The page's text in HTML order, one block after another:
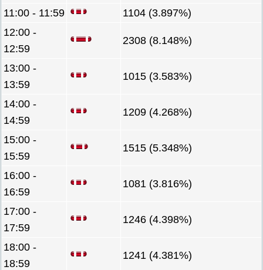
11:00 - 11:59
1104 (3.897%)
12:00 -
12:59
2308 (8.148%)
13:00 -
13:59
1015 (3.583%)
14:00 -
14:59
1209 (4.268%)
15:00 -
15:59
1515 (5.348%)
16:00 -
16:59
1081 (3.816%)
17:00 -
17:59
1246 (4.398%)
18:00 -
18:59
1241 (4.381%)